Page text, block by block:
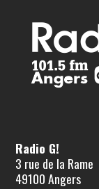
Radio G!
3 rue de la Rame
49100 Angers